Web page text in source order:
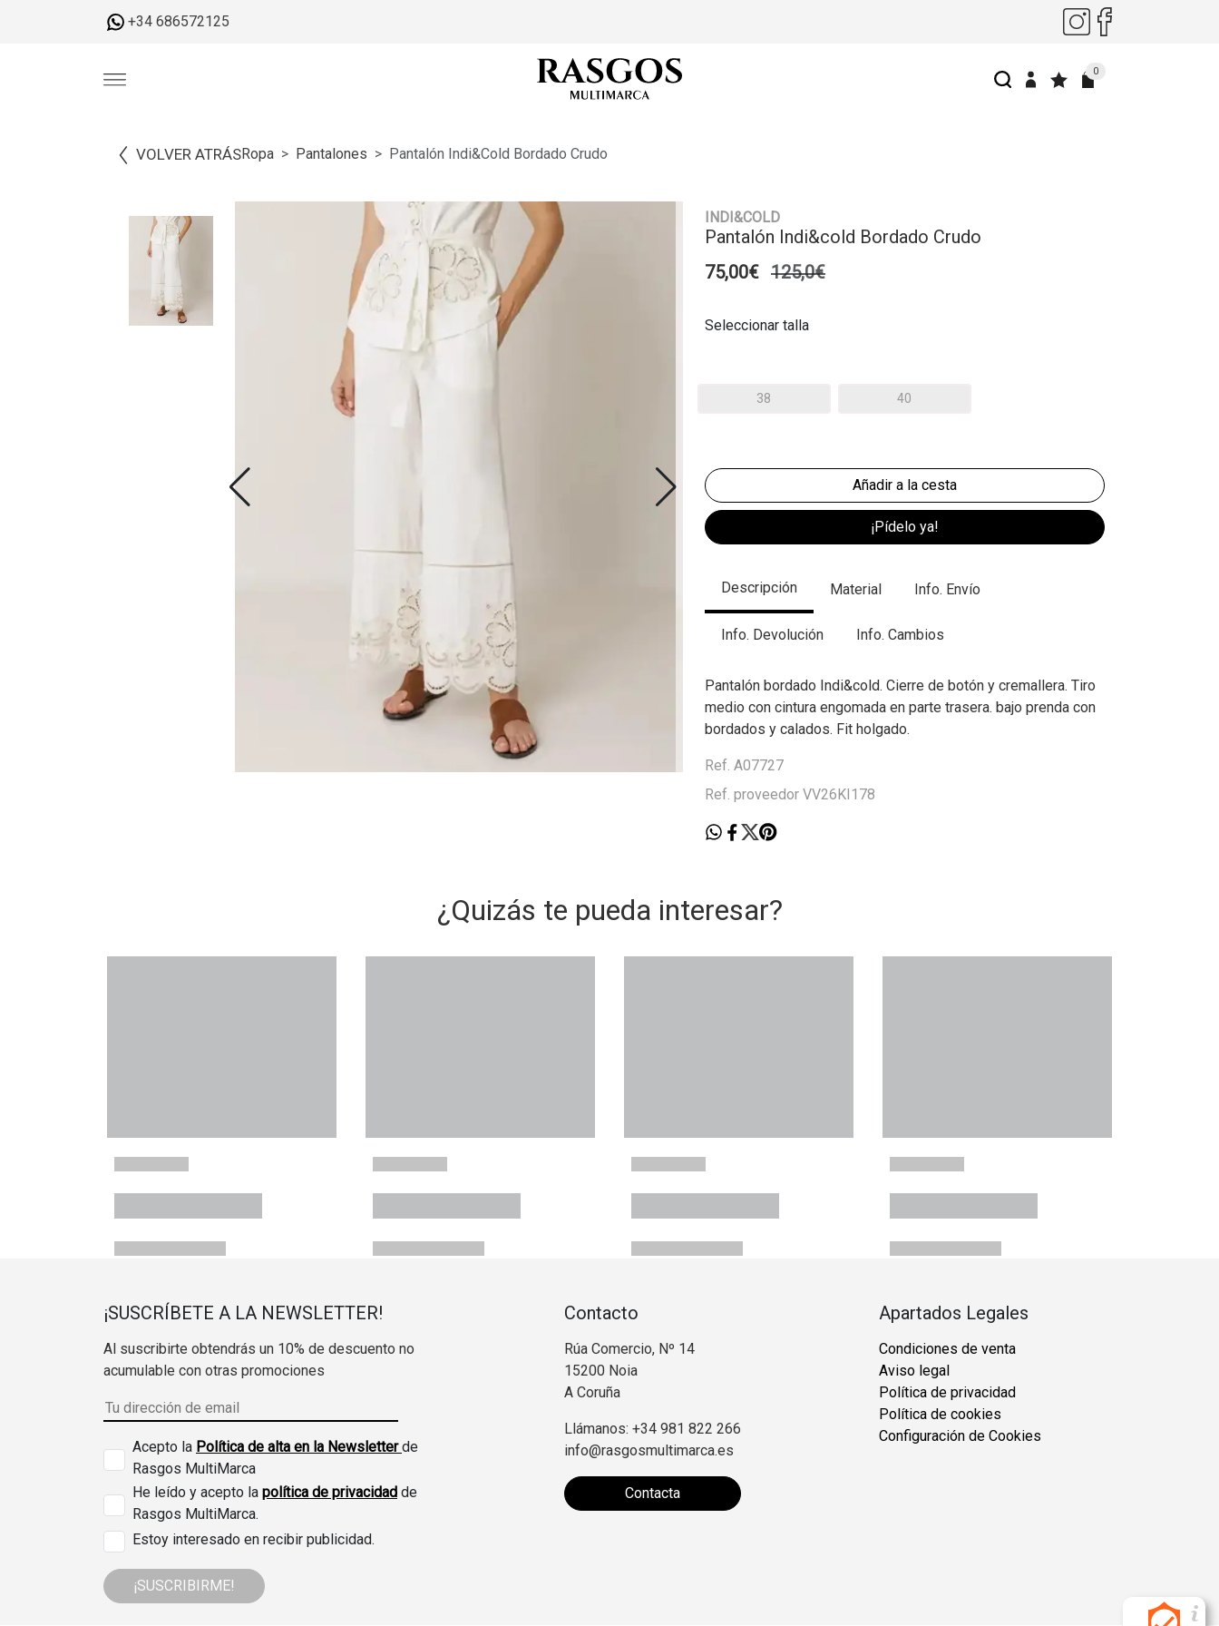
+34 686572125
0
VOLVER ATRÁSRopa Pantalones Pantalón Indi&cold Bordado Crudo
INDI&COLD
Pantalón Indi&cold Bordado Crudo
75,00€ 125,0€
Seleccionar talla
38 40
¡Pídelo ya!
Descripción Material Info. Envío
Info. Devolución Info. Cambios
Pantalón bordado Indi&cold. Cierre de botón y cremallera. Tiro
medio con cintura engomada en parte trasera. bajo prenda con
bordados y calados. Fit holgado.
Ref. A07727
Ref. proveedor VV26KI178
¿Quizás te pueda interesar?
¡SUSCRÍBETE A LA NEWSLETTER!
Al suscribirte obtendrás un 10% de descuento no
acumulable con otras promociones
Acepto la Política de alta en la Newsletterde
Rasgos MultiMarca
He leído y acepto la política de privacidad de
Rasgos MultiMarca.
Estoy interesado en recibir publicidad.
¡SUSCRIBIRME!
Contacto
Rúa Comercio, Nº 14
15200 Noia
A Coruña
Llámanos: +34 981 822 266
info@rasgosmultimarca.es
Contacta
Apartados Legales
Condiciones de venta
Aviso legal
Política de privacidad
Política de cookies
Configuración de Cookies